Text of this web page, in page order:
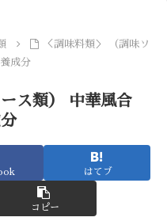
＜調味料類＞ （調味ソ
成分
ス類） 中華風合
はてブ
コピー